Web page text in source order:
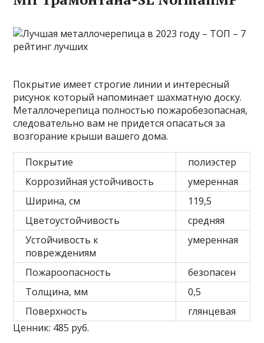
Покрытие имеет строгие линии и интересный
рисунок который напоминает шахматную доску.
Металлочерепица полностью пожаробезопасная,
следовательно вам не придется опасаться за
возгорание крыши вашего дома.
Покрытие
полиэстер
Коррозийная устойчивость
умеренная
Ширина, см
119,5
Цветоустойчивость
средняя
Устойчивость к
повреждениям
умеренная
Пожароопасность
безопасен
Толщина, мм
0,5
Поверхность
глянцевая
Ценник: 485 руб.